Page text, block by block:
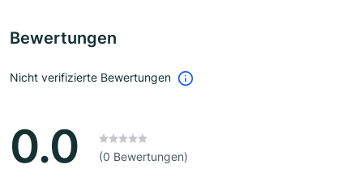
Bewertungen
Nicht verifizierte Bewertungen
0.0 (0 Bewertungen)